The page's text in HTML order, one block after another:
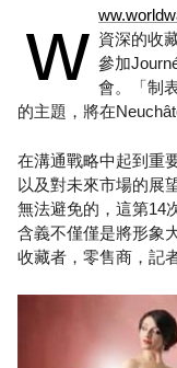
w 資深的收
參加
會。「制
的主題，將在
在溝通戰略中起到重
以及對未來市場的展
無法避免的，這第14
含義不僅僅是將形象
收藏者，零售商，記